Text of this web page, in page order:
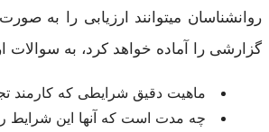
روانشناسان میتوانند ارزیابی را به
گزارشی را آماده خواهد کرد، به سوالات
ماهیت دقیق شرایطی که کارمند
چه مدت است که آنها این شرایط